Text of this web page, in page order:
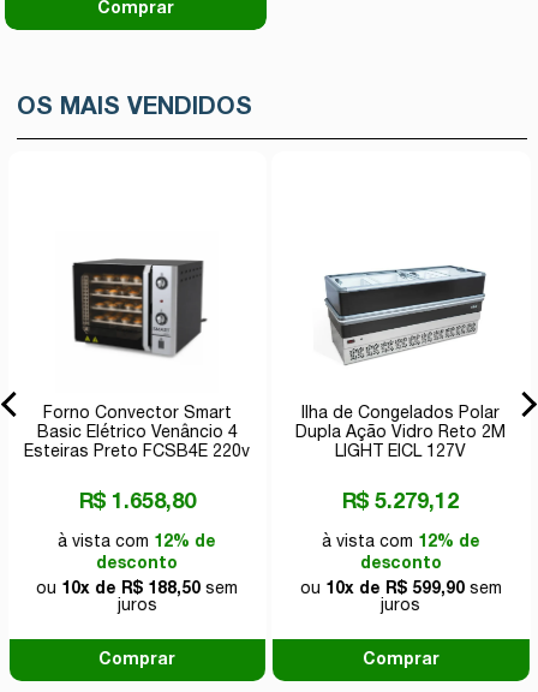
Comprar
OS MAIS VENDIDOS
Forno Convector Smart
Basic Elétrico Venâncio 4
Esteiras Preto FCSB4E 220v
R$ 1.658,80
à vista com 12% de
desconto
ou 10x de R$ 188,50 sem
juros
Comprar
Ilha de Congelados Polar
Dupla Ação Vidro Reto 2M
LIGHT EICL 127V
R$ 5.279,12
à vista com 12% de
desconto
ou 10x de R$ 599,90sem
juros
Comprar